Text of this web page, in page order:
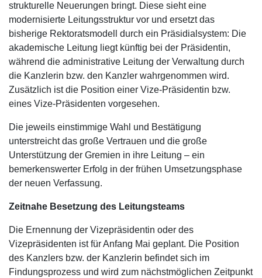
strukturelle Neuerungen bringt. Diese sieht eine
modernisierte Leitungsstruktur vor und ersetzt das
bisherige Rektoratsmodell durch ein Präsidialsystem: Die
akademische Leitung liegt künftig bei der Präsidentin,
während die administrative Leitung der Verwaltung durch
die Kanzlerin bzw. den Kanzler wahrgenommen wird.
Zusätzlich ist die Position einer Vize-Präsidentin bzw.
eines Vize-Präsidenten vorgesehen.
Die jeweils einstimmige Wahl und Bestätigung
unterstreicht das große Vertrauen und die große
Unterstützung der Gremien in ihre Leitung – ein
bemerkenswerter Erfolg in der frühen Umsetzungsphase
der neuen Verfassung.
Zeitnahe Besetzung des Leitungsteams
Die Ernennung der Vizepräsidentin oder des
Vizepräsidenten ist für Anfang Mai geplant. Die Position
des Kanzlers bzw. der Kanzlerin befindet sich im
Findungsprozess und wird zum nächstmöglichen Zeitpunkt